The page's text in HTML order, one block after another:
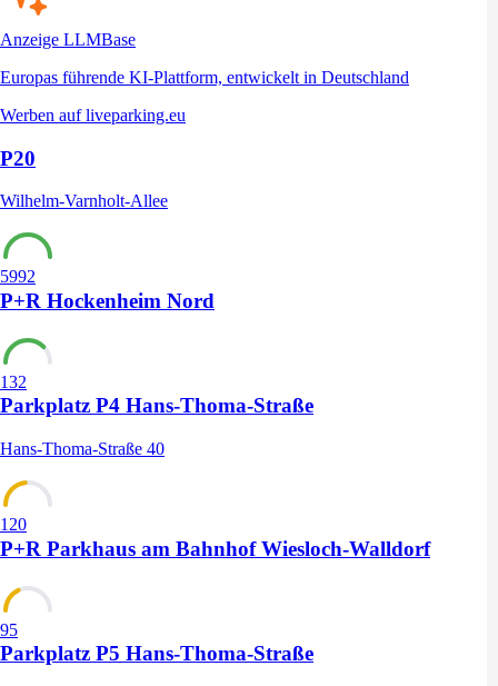
Anzeige LLMBase
Europas führende KI-Plattform, entwickelt in Deutschland
Werben auf liveparking.eu
P20
Wilhelm-Varnholt-Allee
5992
P+R Hockenheim Nord
132
Parkplatz P4 Hans-Thoma-Straße
Hans-Thoma-Straße 40
120
P+R Parkhaus am Bahnhof Wiesloch-Walldorf
95
Parkplatz P5 Hans-Thoma-Straße